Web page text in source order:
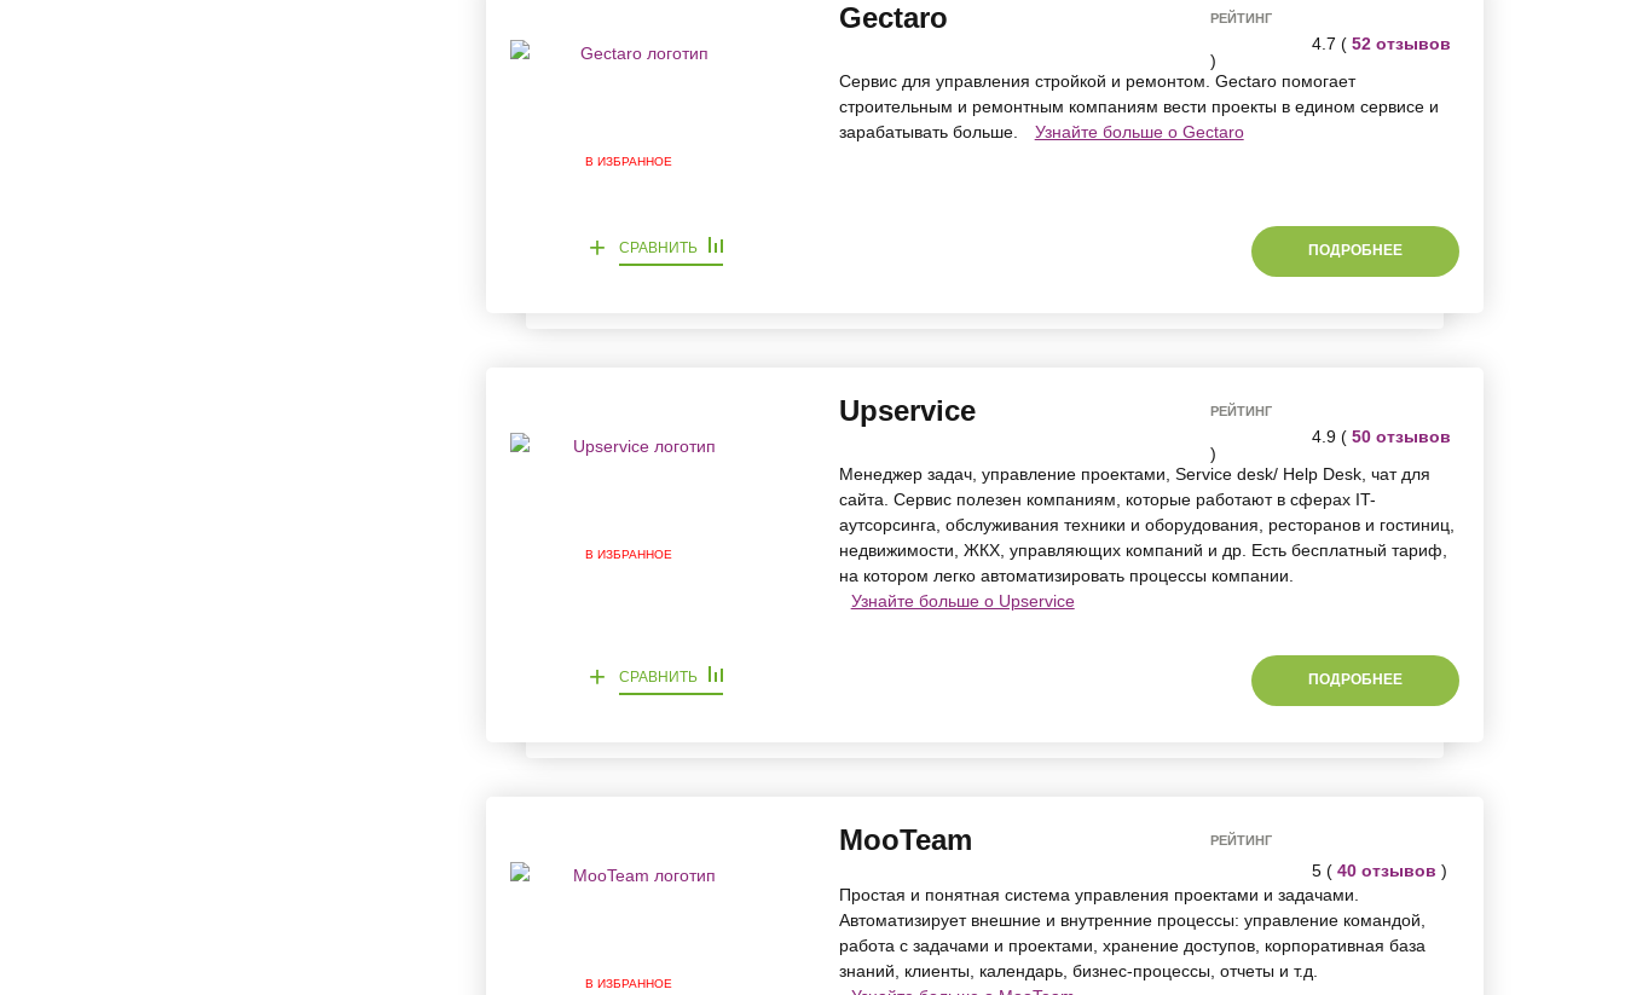
В ИЗБРАННОЕ
Gectaro РЕЙТИНГ
4.7 ( 52 отзывов
)
Сервис для управления cтройкой и ремонтом. Gectaro помогает
строительным и ремонтным компаниям вести проекты в едином сервисе и
зарабатывать больше.
Узнайте больше о Gectaro
ПОДРОБНЕЕ
+ СРАВНИТЬ
В ИЗБРАННОЕ
Upservice РЕЙТИНГ
4.9 ( 50 отзывов
)
Менеджер задач, управление проектами, Service desk/ Help Desk, чат для
сайта. Сервис полезен компаниям, которые работают в сферах IT-
аутсорсинга, обслуживания техники и оборудования, ресторанов и гостиниц,
недвижимости, ЖКХ, управляющих компаний и др. Есть бесплатный тариф,
на котором легко автоматизировать процессы компании.
Узнайте больше о Upservice
ПОДРОБНЕЕ
+ СРАВНИТЬ
В ИЗБРАННОЕ
MooTeam РЕЙТИНГ
5 ( 40 отзывов )
Простая и понятная система управления проектами и задачами.
Автоматизирует внешние и внутренние процессы: управление командой,
работа с задачами и проектами, хранение доступов, корпоративная база
знаний, клиенты, календарь, бизнес-процессы, отчеты и т.д.